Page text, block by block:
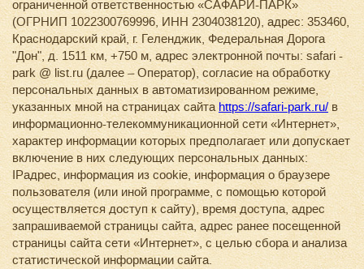
ограниченной ответственностью «САФАРИ-ПАРК»
(ОГРНИП 1022300769996, ИНН 2304038120), адрес: 353460,
Краснодарский край, г. Геленджик, Федеральная Дорога
"Дон", д. 1511 км, +750 м, адрес электронной почты: safari -
park @ list.ru (далее – Оператор), согласие на обработку
персональных данных в автоматизированном режиме,
указанных мной на страницах сайтаhttps://safari-park.ru/в
информационно-телекоммуникационной сети «Интернет»,
характер информации которых предполагает или допускает
включение в них следующих персональных данных:
IPадрес, информация из cookie, информация о браузере
пользователя (или иной программе, с помощью которой
осуществляется доступ к сайту), время доступа, адрес
запрашиваемой страницы сайта, адрес ранее посещенной
страницы сайта сети «Интернет», с целью сбора и анализа
статистической информации сайта.